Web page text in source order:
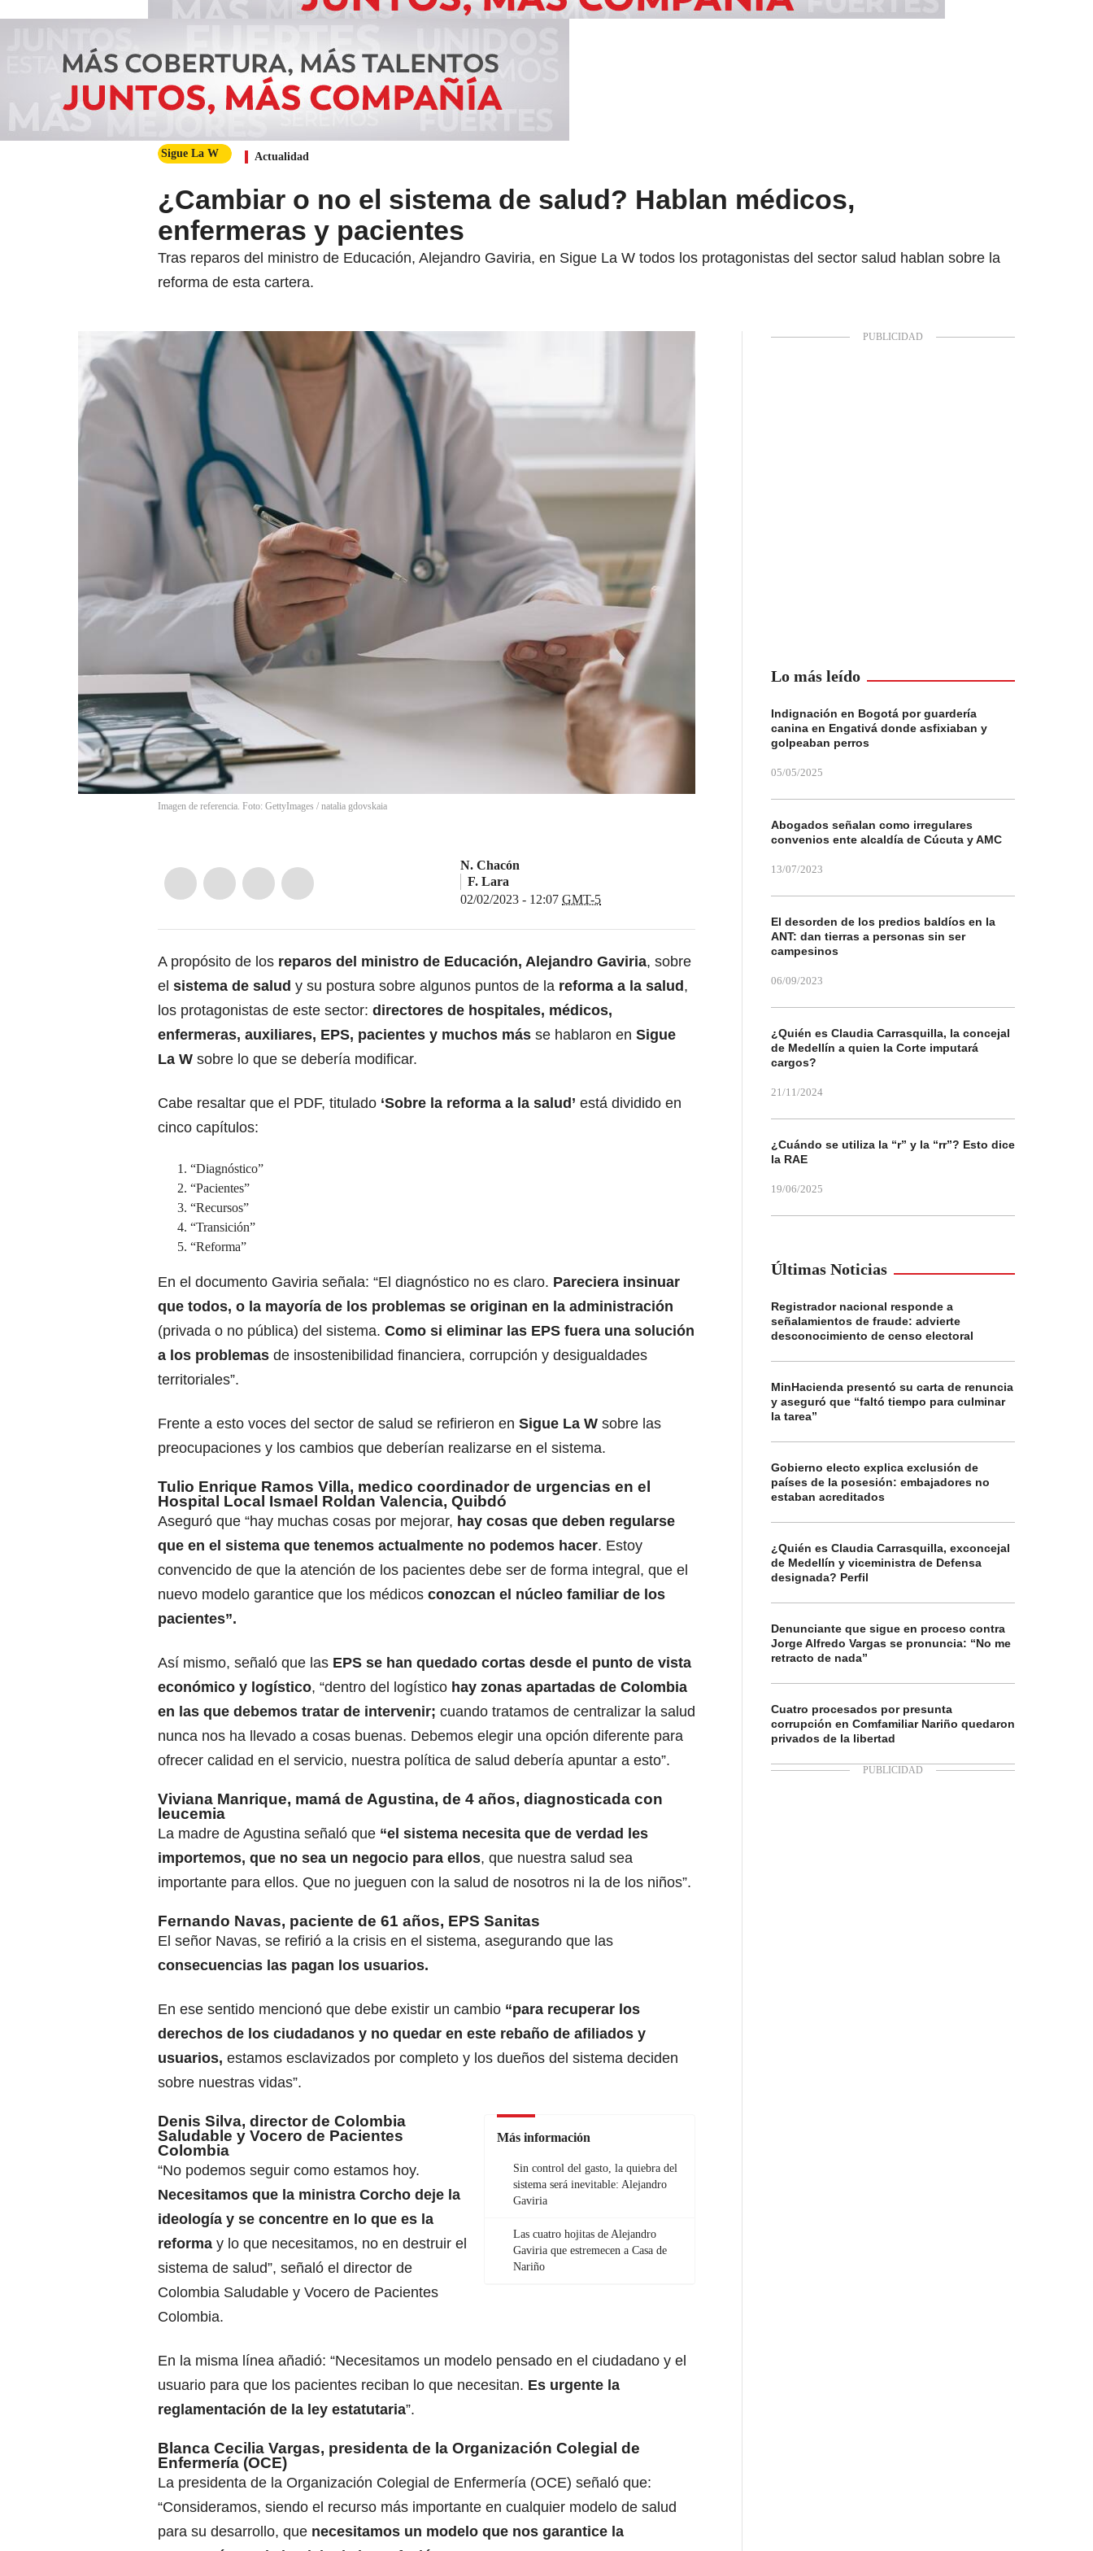
Sigue La W Actualidad
¿Cambiar o no el sistema de salud? Hablan médicos,
enfermeras y pacientes
Tras reparos del ministro de Educación, Alejandro Gaviria, en Sigue La W todos los protagonistas del sector salud hablan sobre la
reforma de esta cartera.
Imagen de referencia. Foto: GettyImages / natalia gdovskaia
N. Chacón
F. Lara
02/02/2023 - 12:07 GMT-5
A propósito de los reparos del ministro de Educación, Alejandro Gaviria, sobre
el sistema de salud y su postura sobre algunos puntos de la reforma a la salud ,
los protagonistas de este sector: directores de hospitales, médicos,
enfermeras, auxiliares, EPS, pacientes y muchos más se hablaron en Sigue
La W sobre lo que se debería modificar.
Cabe resaltar que el PDF, titulado ‘Sobre la reforma a la salud’ está dividido en
cinco capítulos:
“Diagnóstico”
“Pacientes”
“Recursos”
“Transición”
“Reforma”
En el documento Gaviria señala: “El diagnóstico no es claro. Pareciera insinuar
que todos, o la mayoría de los problemas se originan en la administración
(privada o no pública) del sistema. Como si eliminar las EPS fuera una solución
a los problemas de insostenibilidad financiera, corrupción y desigualdades
territoriales”.
Frente a esto voces del sector de salud se refirieron en Sigue La W sobre las
preocupaciones y los cambios que deberían realizarse en el sistema.
Tulio Enrique Ramos Villa, medico coordinador de urgencias en el
Hospital Local Ismael Roldan Valencia, Quibdó
Aseguró que “hay muchas cosas por mejorar, hay cosas que deben regularse
que en el sistema que tenemos actualmente no podemos hacer. Estoy
convencido de que la atención de los pacientes debe ser de forma integral, que el
nuevo modelo garantice que los médicos conozcan el núcleo familiar de los
pacientes”.
Así mismo, señaló que las EPS se han quedado cortas desde el punto de vista
económico y logístico, “dentro del logístico hay zonas apartadas de Colombia
en las que debemos tratar de intervenir; cuando tratamos de centralizar la salud
nunca nos ha llevado a cosas buenas. Debemos elegir una opción diferente para
ofrecer calidad en el servicio, nuestra política de salud debería apuntar a esto”.
Viviana Manrique, mamá de Agustina, de 4 años, diagnosticada con
leucemia
La madre de Agustina señaló que “el sistema necesita que de verdad les
importemos, que no sea un negocio para ellos, que nuestra salud sea
importante para ellos. Que no jueguen con la salud de nosotros ni la de los niños”.
Fernando Navas, paciente de 61 años, EPS Sanitas
El señor Navas, se refirió a la crisis en el sistema, asegurando que las
consecuencias las pagan los usuarios.
En ese sentido mencionó que debe existir un cambio “para recuperar los
derechos de los ciudadanos y no quedar en este rebaño de afiliados y
usuarios, estamos esclavizados por completo y los dueños del sistema deciden
sobre nuestras vidas”.
Más información
Sin control del gasto, la quiebra del
sistema será inevitable: Alejandro
Gaviria
Las cuatro hojitas de Alejandro
Gaviria que estremecen a Casa de
Nariño
Denis Silva, director de Colombia
Saludable y Vocero de Pacientes
Colombia
“No podemos seguir como estamos hoy.
Necesitamos que la ministra Corcho deje la
ideología y se concentre en lo que es la
reforma y lo que necesitamos, no en destruir el
sistema de salud”, señaló el director de
Colombia Saludable y Vocero de Pacientes
Colombia.
En la misma línea añadió: “Necesitamos un modelo pensado en el ciudadano y el
usuario para que los pacientes reciban lo que necesitan. Es urgente la
reglamentación de la ley estatutaria”.
Blanca Cecilia Vargas, presidenta de la Organización Colegial de
Enfermería (OCE)
La presidenta de la Organización Colegial de Enfermería (OCE) señaló que:
“Consideramos, siendo el recurso más importante en cualquier modelo de salud
para su desarrollo, que necesitamos un modelo que nos garantice la
Lo más leído
Indignación en Bogotá por guardería
canina en Engativá donde asfixiaban y
golpeaban perros
05/05/2025
Abogados señalan como irregulares
convenios ente alcaldía de Cúcuta y AMC
13/07/2023
El desorden de los predios baldíos en la
ANT: dan tierras a personas sin ser
campesinos
06/09/2023
¿Quién es Claudia Carrasquilla, la concejal
de Medellín a quien la Corte imputará
cargos?
21/11/2024
¿Cuándo se utiliza la “r” y la “rr”? Esto dice
la RAE
19/06/2025
Últimas Noticias
Registrador nacional responde a
señalamientos de fraude: advierte
desconocimiento de censo electoral
MinHacienda presentó su carta de renuncia
y aseguró que “faltó tiempo para culminar
la tarea”
Gobierno electo explica exclusión de
países de la posesión: embajadores no
estaban acreditados
¿Quién es Claudia Carrasquilla, exconcejal
de Medellín y viceministra de Defensa
designada? Perfil
Denunciante que sigue en proceso contra
Jorge Alfredo Vargas se pronuncia: “No me
retracto de nada”
Cuatro procesados por presunta
corrupción en Comfamiliar Nariño quedaron
privados de la libertad